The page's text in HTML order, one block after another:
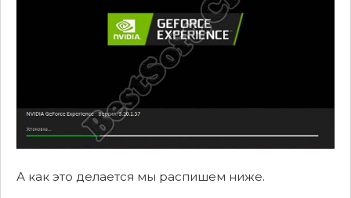
А как это делается мы распишем ниже.